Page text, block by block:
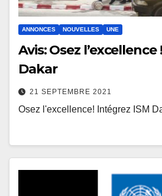
ANNONCES NOUVELLES UNE
Avis: Osez
Dakar
21 SEPTEMBRE 2021
Osez l'excellence! Intégrez ISM